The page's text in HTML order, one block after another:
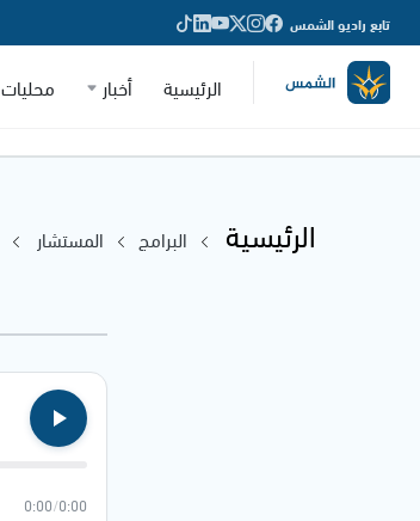
تابع راديو الشمس
الرئيسية أخبار محليات
الرئيسية البرامج المستشار
0:00
/
0:00